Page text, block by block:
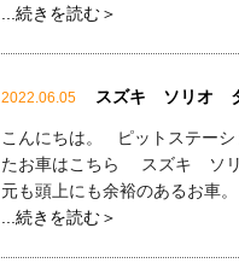
...続きを読む＞
2022.06.05 スズキ ソリオ
こんにちは。 ピットステー
たお車はこちら スズキ ソリ
元も頭上にも余裕のあるお車
...続きを読む＞